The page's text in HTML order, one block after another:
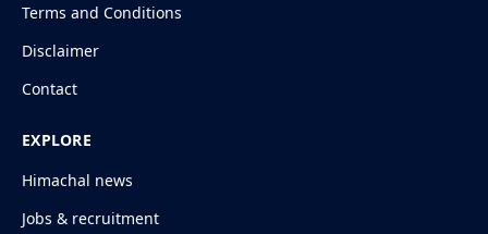
Terms and Conditions
Disclaimer
Contact
EXPLORE
Himachal news
Jobs & recruitment